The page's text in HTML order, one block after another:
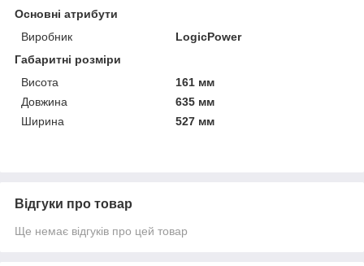
Основні атрибути
Виробник
LogicPower
Габаритні розміри
Висота
161 мм
Довжина
635 мм
Ширина
527 мм
Відгуки про товар
Ще немає відгуків про цей товар